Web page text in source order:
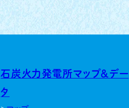
石炭火力発電所マップ＆デー
タ